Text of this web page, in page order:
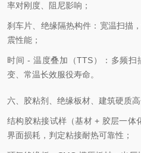
率对刚度、阻尼影响；
刹车片、绝缘隔热构件：宽温扫描
震性能；
时间 - 温度叠加（TTS）：多频
变、常温长效服役寿命。
六、胶粘剂、绝缘板材、建筑硬质
结构胶粘接试样（基材 + 胶层一体
界面损耗，判定粘接耐热可靠性；